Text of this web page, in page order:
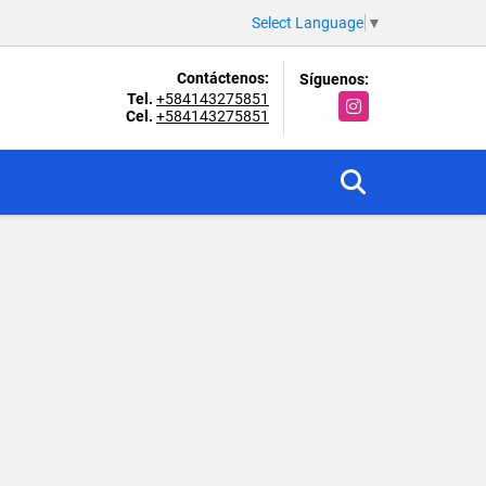
Select Language ▼
Contáctenos:
Tel. +584143275851
Cel. +584143275851
Síguenos:
Instagram